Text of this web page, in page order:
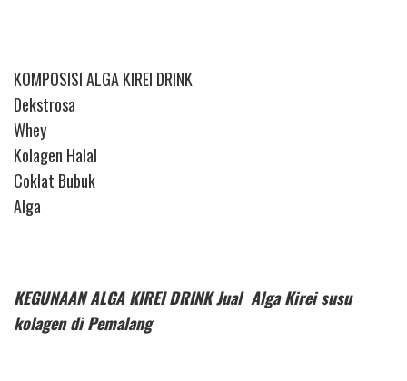
KOMPOSISI ALGA KIREI DRINK
Dekstrosa
Whey
Kolagen Halal
Coklat Bubuk
Alga
KEGUNAAN ALGA KIREI DRINK Jual Alga Kirei susu
kolagen di Pemalang